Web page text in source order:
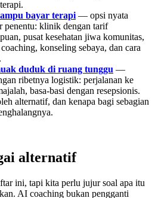
bayar terapi — opsi nyata
penentu: klinik dengan tarif
pusat kesehatan jiwa komunitas,
konseling sebaya, dan cara
duduk di ruang tunggu —
ribetnya logistik: perjalanan ke
basa-basi dengan resepsionis.
alternatif, dan kenapa bagi sebagian
alternatif
ini, tapi kita perlu jujur soal apa itu
AI coaching bukan pengganti